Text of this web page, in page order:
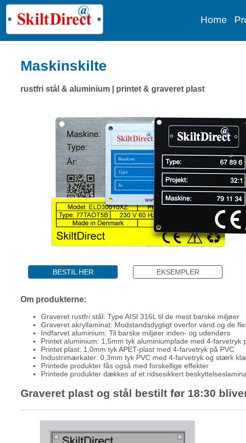
Home
Maskinskilte
rustfri stål & aluminium | printet & graveret plast
BESTIL HER EKSEMPLER
Om produkterne:
Graveret rustfri stål: Type AISI 316L til de mest barske miljøer
Graveret akryllaminat: Modstandsdygtigt overfor vand og de
Indfarvet aluminium: Til barske miljøer inden- og udendørs
Printet aluminium: 1,5mm tyk aluminiumplade med 4-farvetryk
Printet plast: 1,0mm tyk APET-plast med 4-farvetryk på PVC
Industrimærkater: 0,3mm tyk PVC med 4-farvetryk og stærk
Printede produkter fås også med forskellige effekter
Printede produkter dækkes af et ridsesikkert
Graveret plast og stål bestilt før 18:30